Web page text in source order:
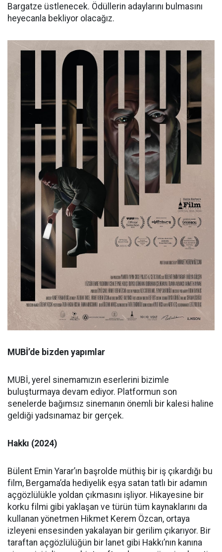
Bargatze üstlenecek. Ödüllerin adaylarını bulmasını
heyecanla bekliyor olacağız.
MUBİ’de bizden yapımlar
MUBİ, yerel sinemamızın eserlerini bizimle
buluşturmaya devam ediyor. Platformun son
senelerde bağımsız sinemanın önemli bir kalesi haline
geldiği yadsınamaz bir gerçek.
Hakkı (2024)
Bülent Emin Yarar’ın başrolde müthiş bir iş çıkardığı bu
film, Bergama’da hediyelik eşya satan tatlı bir adamın
açgözlülükle yoldan çıkmasını işliyor. Hikayesine bir
korku filmi gibi yaklaşan ve türün tüm kaynaklarını da
kullanan yönetmen Hikmet Kerem Özcan, ortaya
izleyeni ensesinden yakalayan bir gerilim çıkarıyor. Bir
taraftan açgözlülüğün bir lanet gibi Hakkı’nın kanına